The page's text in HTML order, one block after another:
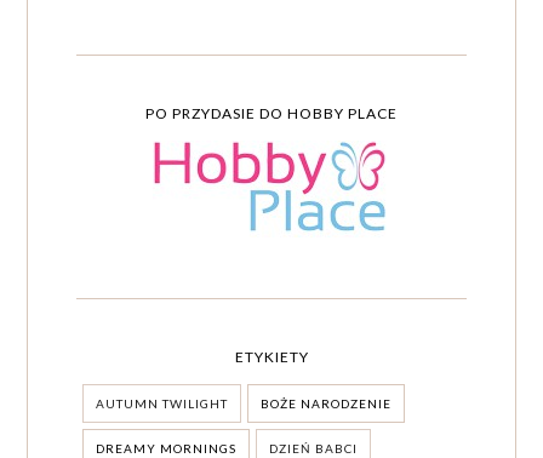
PO PRZYDASIE DO HOBBY PLACE
ETYKIETY
AUTUMN TWILIGHT BOŻE NARODZENIE
DREAMY MORNINGS DZIEŃ BABCI